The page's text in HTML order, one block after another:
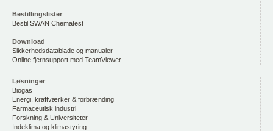
Bestillingslister
Bestil SWAN Chematest
Download
Sikkerhedsdatablade og manualer
Online fjernsupport med TeamViewer
Løsninger
Biogas
Energi, kraftværker & forbrænding
Farmaceutisk industri
Forskning & Universiteter
Indeklima og klimastyring